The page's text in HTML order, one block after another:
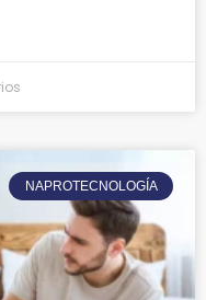
NAPROTECNOLOGÍA